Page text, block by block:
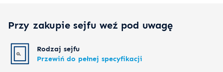
Przy zakupie sejfu weź pod uwagę
Rodzaj sejfu
Przewiń do pełnej specyfikacji